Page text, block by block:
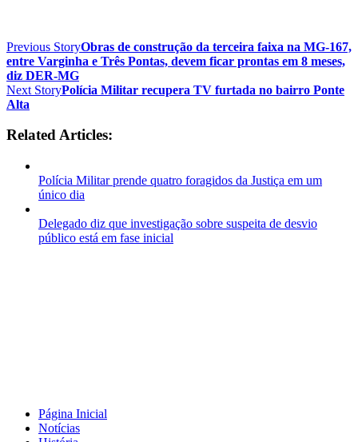
Previous StoryObras de construção da terceira faixa na MG-167,
entre Varginha e Três Pontas, devem ficar prontas em 8 meses,
diz DER-MG
Next StoryPolícia Militar recupera TV furtada no bairro Ponte
Alta
Related Articles:
Polícia Militar prende quatro foragidos da Justiça em um
único dia
Delegado diz que investigação sobre suspeita de desvio
público está em fase inicial
Página Inicial
Notícias